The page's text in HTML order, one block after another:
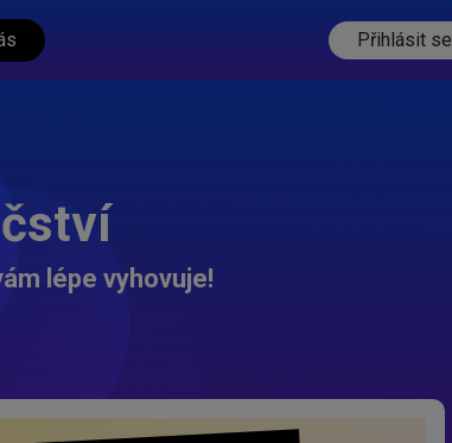
Přihlásit se
lépe vyhovuje!